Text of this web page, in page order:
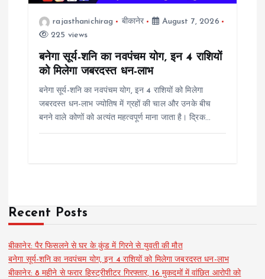
rajasthanichirag बीकानेर
August 7, 2026
225 views
बनेगा सूर्य-शनि का नवपंचम योग, इन 4 राशियों
को मिलेगा जबरदस्त धन-लाभ
बनेगा सूर्य-शनि का नवपंचम योग, इन 4 राशियों को मिलेगा
जबरदस्त धन-लाभ ज्योतिष में ग्रहों की चाल और उनके बीच
बनने वाले कोणों को अत्यंत महत्वपूर्ण माना जाता है। द्रिक…
Recent Posts
बीकानेर: पैर फिसलने से घर के कुंड में गिरने से युवती की मौत
बनेगा सूर्य-शनि का नवपंचम योग, इन 4 राशियों को मिलेगा जबरदस्त धन-लाभ
बीकानेर: 8 महीने से फरार हिस्ट्रीशीटर गिरफ्तार, 16 मुकदमों में वांछित आरोपी को